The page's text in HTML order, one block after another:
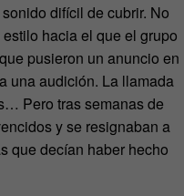
difícil de cubrir. No
hacia el que el grupo
pusieron un anuncio en
una audición. La llamada
Pero tras semanas de
y se resignaban a
que decían haber hecho